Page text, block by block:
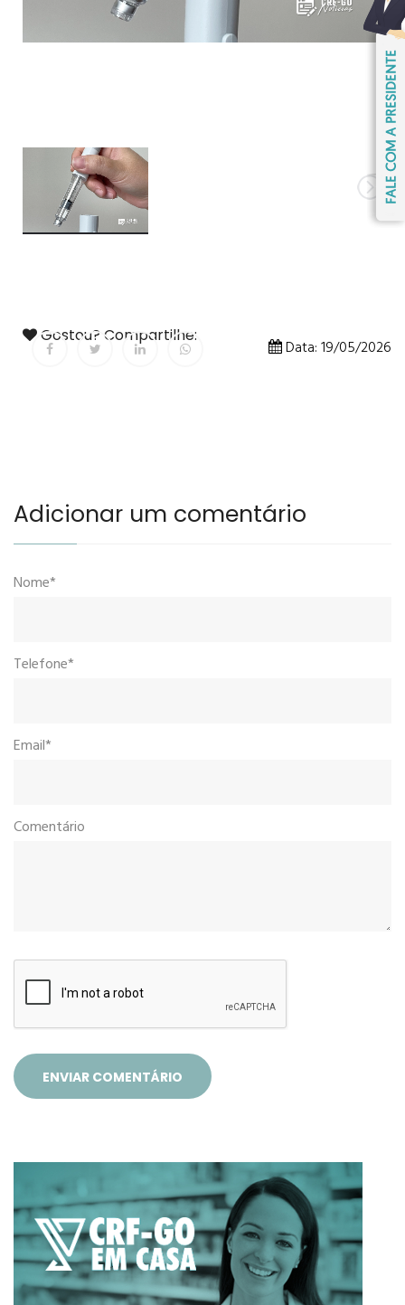
Gostou? Compartilhe:
Data: 19/05/2026
Adicionar um comentário
Nome*
Telefone*
Email*
Comentário
ENVIAR COMENTÁRIO